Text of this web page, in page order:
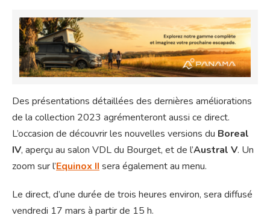
Des présentations détaillées des dernières améliorations
de la collection 2023 agrémenteront aussi ce direct.
L’occasion de découvrir les nouvelles versions du Boreal
IV, aperçu au salon VDL du Bourget, et de l’Austral V. Un
zoom sur l’Equinox II sera également au menu.
Le direct, d’une durée de trois heures environ, sera diffusé
vendredi 17 mars à partir de 15 h.